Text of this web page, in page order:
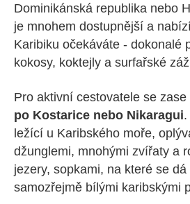
Dominikánská republika nebo
je mnohem dostupnější a
Karibiku očekáváte - dokonalé
kokosy, koktejly a surfařské
Pro aktivní cestovatele se
po Kostarice nebo Nikaragui
ležící u Karibského moře,
džunglemi, mnohými zvířaty a
jezery, sopkami, na které se
samozřejmě bílými karibskými